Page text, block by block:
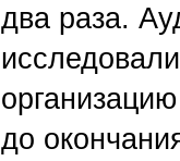
два раза.
до